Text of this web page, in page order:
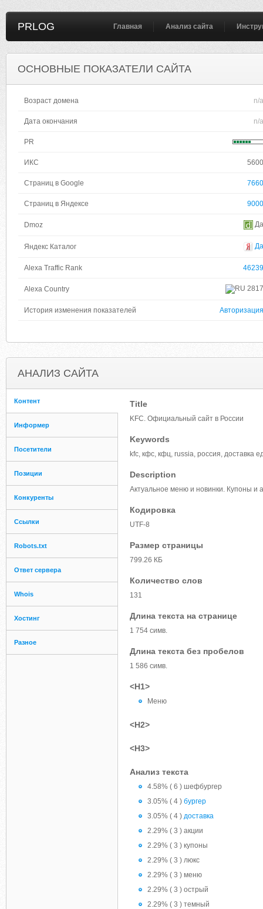
PRLOG Главная Анализ сайта
ОСНОВНЫЕ ПОКАЗАТЕЛИ САЙТА
Возраст домена n/a
Дата окончания n/a
PR
ИКС 5600
Страниц в Google 7660
Страниц в Яндексе 9000
Dmoz Да
Яндекс Каталог Да
Alexa Traffic Rank 46239
Alexa Country 2817
История изменения показателей Авторизация
АНАЛИЗ САЙТА
Контент
Информер
Посетители
Позиции
Конкуренты
Ссылки
Robots.txt
Ответ сервера
Whois
Хостинг
Разное
Title
KFC. Официальный сайт в России
Keywords
kfc, кфс, кфц, russia, россия, доставка
Description
Актуальное меню и новинки. Купоны и
Кодировка
UTF-8
Размер страницы
799.26 КБ
Количество слов
131
Длина текста на странице
1 754 симв.
Длина текста без пробелов
1 586 симв.
<H1>
Меню
<H2>
<H3>
Анализ текста
4.58% ( 6 ) шефбургер
3.05% ( 4 ) бургер
3.05% ( 4 ) доставка
2.29% ( 3 ) акции
2.29% ( 3 ) купоны
2.29% ( 3 ) люкс
2.29% ( 3 ) меню
2.29% ( 3 ) острый
2.29% ( 3 ) темный